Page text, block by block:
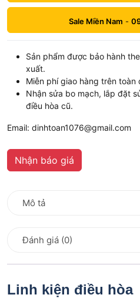
Sale Miền Nam -
Sản phẩm được bảo hành
xuất.
Miễn phí giao hàng trên toàn
Nhận sửa bo mạch, lắp đặt
điều hòa cũ.
Email: dinhtoan1076@gmail.com
Nhận báo giá
Mô tả
Đánh giá (0)
Linh kiện điều hòa